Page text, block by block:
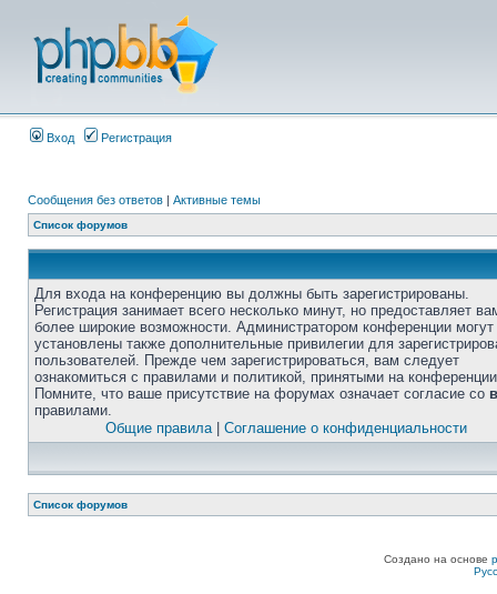
Вход Регистрация
Сообщения без ответов | Активные темы
Список форумов
Для входа на конференцию вы должны быть зарегистрированы.
Регистрация занимает всего несколько минут, но предоставляет
более широкие возможности. Администратором конференции
установлены также дополнительные привилегии для
пользователей. Прежде чем зарегистрироваться, вам следует
ознакомиться с правилами и политикой, принятыми на
Помните, что ваше присутствие на форумах означает согласие со
правилами.
Общие правила| Соглашение о конфиденциальности
Список форумов
Создано на основе